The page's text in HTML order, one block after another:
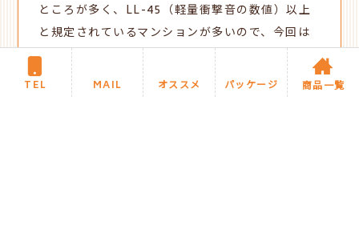
ところが多く、LL-45（軽量衝撃音の数値）以上
と規定されているマンションが多いので、今回は
NODAのカナエルC防音45でのフローリング張り
をおススメさせて頂きました。愛猫ちゃんのため
にフローリングにすることをご計画されたようで
TEL MAIL オススメ パッケージ 商品一覧